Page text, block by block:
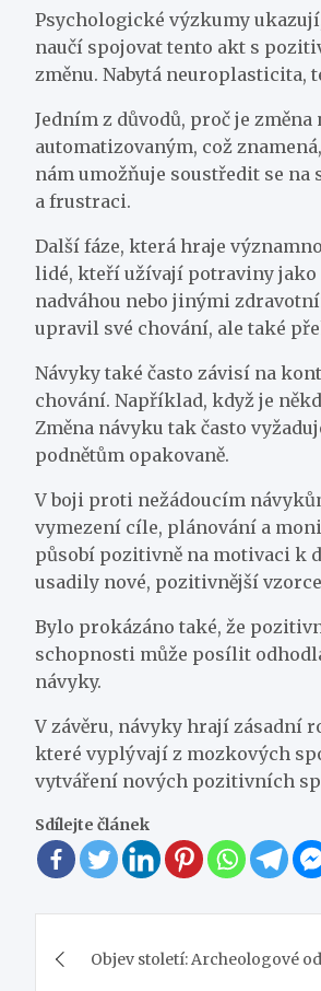
Psychologické výzkumy
naučí spojovat tento akt s
změnu. Nabytá
Jedním z důvodů, proč je
automatizovaným, což
nám umožňuje soustředit se
a frustraci.
Další fáze, která hraje
lidé, kteří užívají potraviny jako
nadváhou nebo jinými
upravil své chování, ale také
Návyky také často závisí na
chování. Například, když je
Změna návyku tak často
podnětům opakovaně.
V boji proti nežádoucím
vymezení cíle, plánování a
působí pozitivně na motivaci k
usadily nové, pozitivnější
Bylo prokázáno také, že
schopnosti může posílit
návyky.
V závěru, návyky hrají zásadní
které vyplývají z mozkových
vytváření nových pozitivních
Sdílejte článek
pro
Objev století: Archeologové